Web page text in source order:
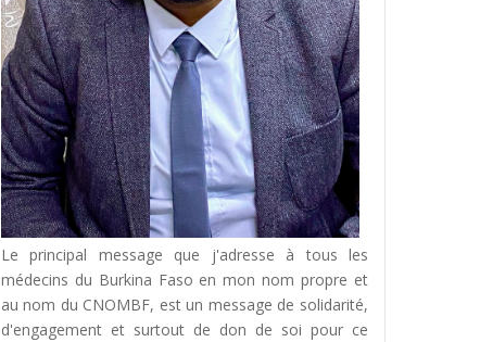
Le principal message que j'adresse à tous les
médecins du Burkina Faso en mon nom propre et
au nom du CNOMBF, est un message de solidarité,
d'engagement et surtout de don de soi pour ce